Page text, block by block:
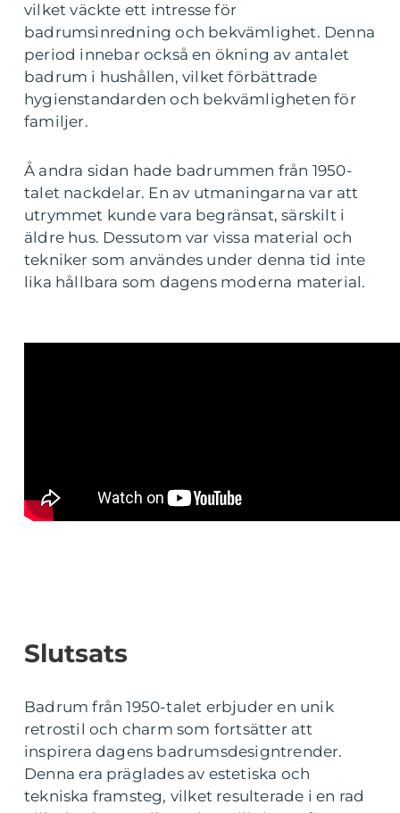
vilket väckte ett intresse för
badrumsinredning och bekvämlighet. Denna
period innebar också en ökning av antalet
badrum i hushållen, vilket förbättrade
hygienstandarden och bekvämligheten för
familjer.
Å andra sidan hade badrummen från 1950-
talet nackdelar. En av utmaningarna var att
utrymmet kunde vara begränsat, särskilt i
äldre hus. Dessutom var vissa material och
tekniker som användes under denna tid inte
lika hållbara som dagens moderna material.
Slutsats
Badrum från 1950-talet erbjuder en unik
retrostil och charm som fortsätter att
inspirera dagens badrumsdesigntrender.
Denna era präglades av estetiska och
tekniska framsteg, vilket resulterade i en rad